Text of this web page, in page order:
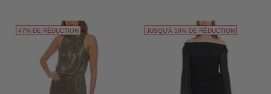
47% DE RÉDUCTION JUSQU'À 59% DE RÉDUCTION